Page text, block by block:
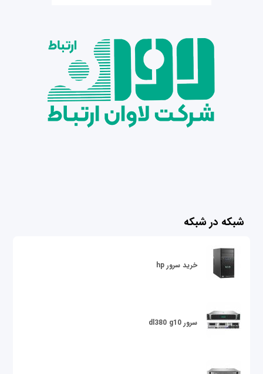
شبکه در شبکه
خرید سرور hp
سرور dl380 g10